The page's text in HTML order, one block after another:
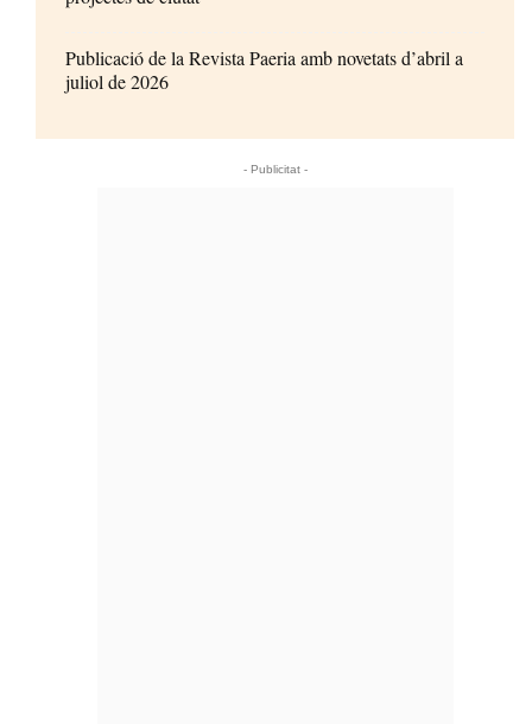
Publicació de la Revista Paeria amb novetats d’abril a
juliol de 2026
- Publicitat -